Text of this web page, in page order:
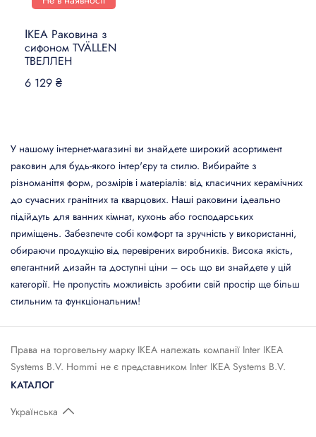
ІКЕА Раковина з
сифоном TVÄLLEN
ТВЕЛЛЕН
6 129 ₴
У нашому інтернет-магазині ви знайдете широкий асортимент
раковин для будь-якого інтер'єру та стилю. Вибирайте з
різноманіття форм, розмірів і матеріалів: від класичних керамічних
до сучасних гранітних та кварцових. Наші раковини ідеально
підійдуть для ванних кімнат, кухонь або господарських
приміщень. Забезпечте собі комфорт та зручність у використанні,
обираючи продукцію від перевірених виробників. Висока якість,
елегантний дизайн та доступні ціни – ось що ви знайдете у цій
категорії. Не пропустіть можливість зробити свій простір ще більш
стильним та функціональним!
Права на торговельну марку IКЕА належать компанії Inter IKEA
Systems B.V. Hommi не є представником Inter IKEA Systems B.V.
КАТАЛОГ